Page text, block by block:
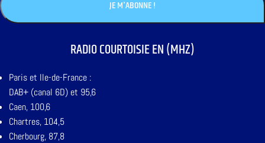
RADIO COURTOISIE EN (MHZ)
Paris et Ile-de-France :
DAB+ (canal 6D) et 95,6
Caen, 100,6
Chartres, 104,5
Cherbourg, 87,8